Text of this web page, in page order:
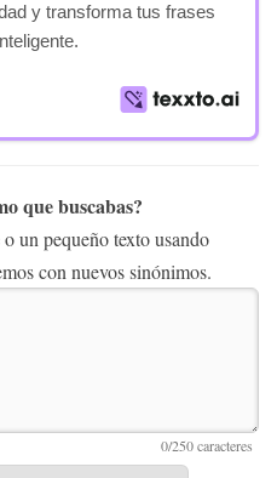
y transforma tus frases
que buscabas?
un pequeño texto usando
con nuevos sinónimos.